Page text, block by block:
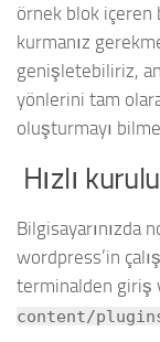
örnek blok
kurmanız
genişletebiliriz,
yönlerini tam
oluşturmayı
Hızlı
Bilgisayarınızda
wordpress’in
terminalden giriş
content/